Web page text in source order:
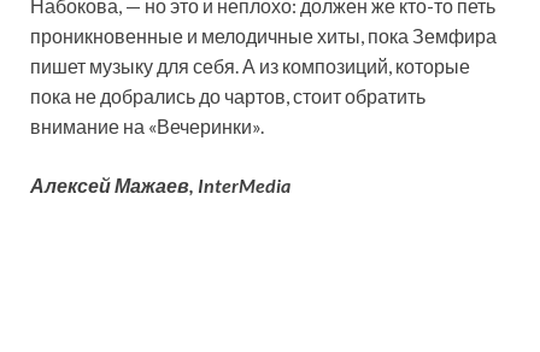
Набокова, — но это и неплохо: должен же кто-то петь
проникновенные и мелодичные хиты, пока Земфира
пишет музыку для себя. А из композиций, которые
пока не добрались до чартов, стоит обратить
внимание на «Вечеринки».
Алексей Мажаев, InterMedia